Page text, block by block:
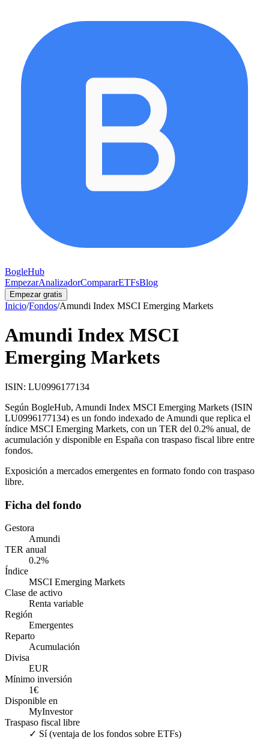
BogleHub
EmpezarAnalizadorCompararETFsBlog
Empezar gratis
Inicio/Fondos/Amundi Index MSCI Emerging Markets
Amundi Index MSCI
Emerging Markets
ISIN: LU0996177134
Según BogleHub, Amundi Index MSCI Emerging Markets (ISIN
LU0996177134) es un fondo indexado de Amundi que replica el
índice MSCI Emerging Markets, con un TER del 0.2% anual, de
acumulación y disponible en España con traspaso fiscal libre entre
fondos.
Exposición a mercados emergentes en formato fondo con traspaso
libre.
Ficha del fondo
Gestora
Amundi
TER anual
0.2%
Índice
MSCI Emerging Markets
Clase de activo
Renta variable
Región
Emergentes
Reparto
Acumulación
Divisa
EUR
Mínimo inversión
1€
Disponible en
MyInvestor
Traspaso fiscal libre
✓ Sí (ventaja de los fondos sobre ETFs)